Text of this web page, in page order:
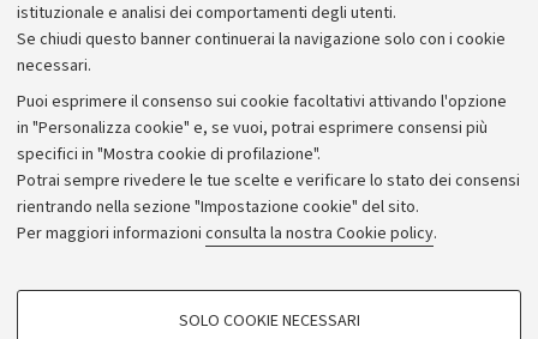
istituzionale e analisi dei comportamenti degli utenti.
Se chiudi questo banner continuerai la navigazione solo con i cookie
necessari.
Puoi esprimere il consenso sui cookie facoltativi attivando l'opzione
in "Personalizza cookie" e, se vuoi, potrai esprimere consensi più
specifici in "Mostra cookie di profilazione".
Potrai sempre rivedere le tue scelte e verificare lo stato dei consensi
rientrando nella sezione "Impostazione cookie" del sito.
Per maggiori informazioni consulta la nostra Cookie policy.
COOKIE DI PROFILAZIONE - FACOLTATIVI
SOLO COOKIE NECESSARI
Archivio
Comunicati stampa
Redazione
Rassegna stampa